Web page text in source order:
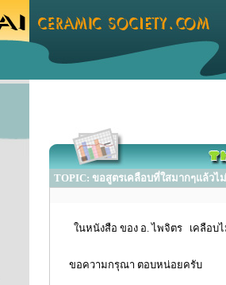
TOPIC: ขอสูตรเคลือบที่ใสมากๆแล้ว
ในหนังสือ ของ อ. ไพจิตร เคลือบ
ขอความกรุณา ตอบหน่อยครับ